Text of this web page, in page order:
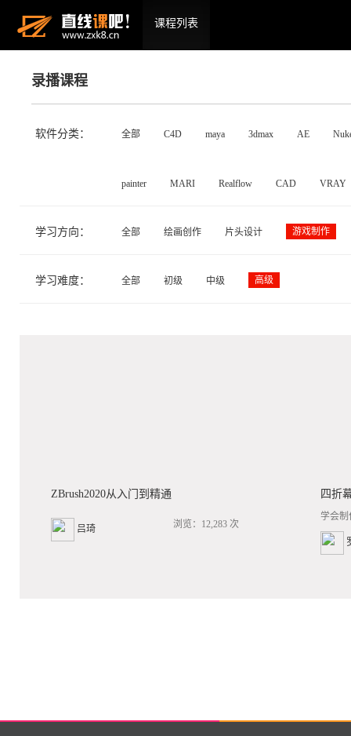
课程列表
录播课程
软件分类： 全部 C4D maya 3dmax AE
painter MARI Realflow CAD VRAY
学习方向： 全部 绘画创作 片头设计 游戏制作
学习难度： 全部 初级 中级 高级
ZBrush2020从入门到精通
吕琦 浏览：12,283 次
四折
学会制